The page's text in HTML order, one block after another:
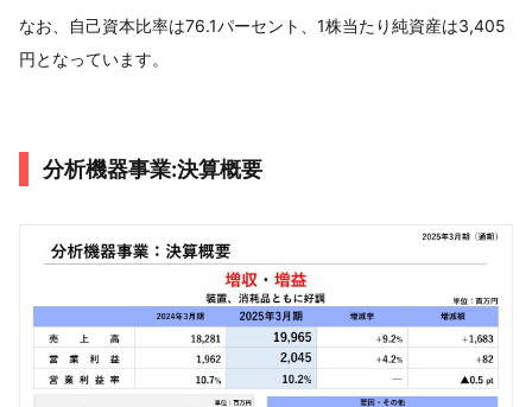
なお、自己資本比率は76.1パーセント、1株当たり純資産は3,405
円となっています。
分析機器事業:決算概要